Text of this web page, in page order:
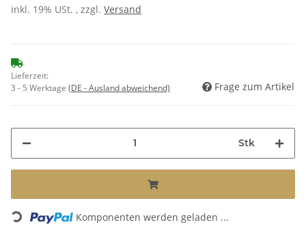
inkl. 19% USt. , zzgl. Versand
Lieferzeit:
3 - 5 Werktage (DE - Ausland abweichend) Frage zum Artikel
Stk
Loading... Komponenten werden geladen ...